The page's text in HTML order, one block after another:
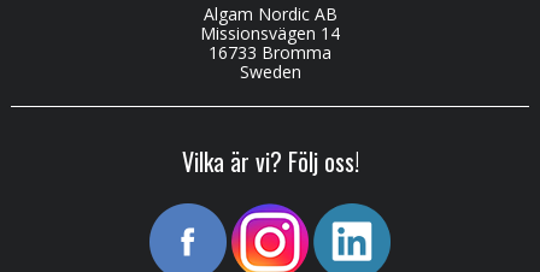
Algam Nordic AB
Missionsvägen 14
16733 Bromma
Sweden
Vilka är vi? Följ oss!